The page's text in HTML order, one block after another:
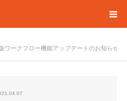
ワークフロー機能アップデートのお知らせ